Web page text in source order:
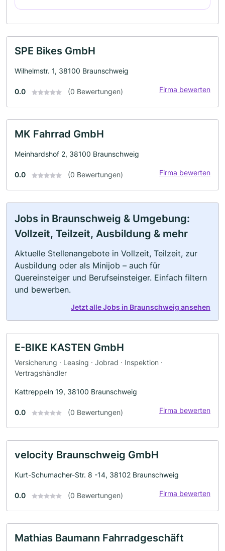
SPE Bikes GmbH
Wilhelmstr. 1, 38100 Braunschweig
0.0 (0 Bewertungen) Firma bewerten
MK Fahrrad GmbH
Meinhardshof 2, 38100 Braunschweig
0.0 (0 Bewertungen) Firma bewerten
Jobs in Braunschweig & Umgebung:
Vollzeit, Teilzeit, Ausbildung & mehr
Aktuelle Stellenangebote in Vollzeit, Teilzeit, zur
Ausbildung oder als Minijob – auch für
Quereinsteiger und Berufseinsteiger. Einfach filtern
und bewerben.
Jetzt alle Jobs in Braunschweig ansehen
E-BIKE KASTEN GmbH
Versicherung · Leasing · Jobrad · Inspektion ·
Vertragshändler
Kattreppeln 19, 38100 Braunschweig
0.0 (0 Bewertungen) Firma bewerten
velocity Braunschweig GmbH
Kurt-Schumacher-Str. 8 -14, 38102 Braunschweig
0.0 (0 Bewertungen) Firma bewerten
Mathias Baumann Fahrradgeschäft